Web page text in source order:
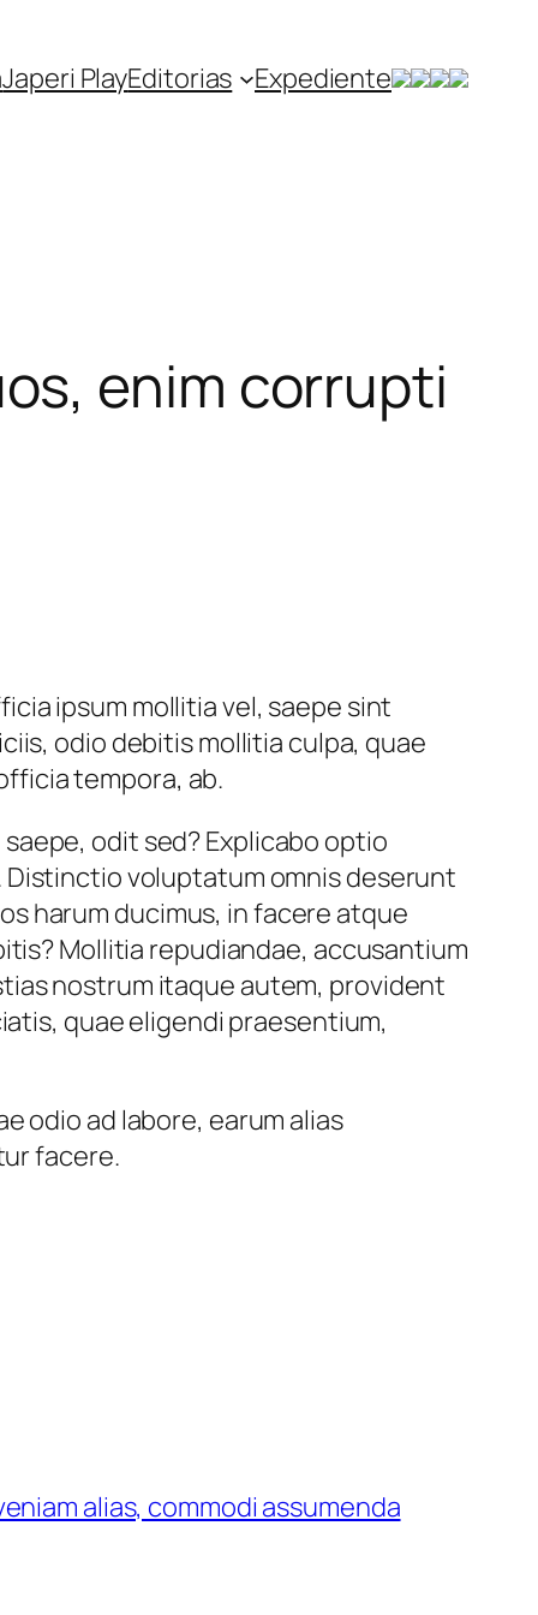
Japeri PlayEditorias Expediente
enim corrupti
ipsum mollitia vel, saepe sint
odio debitis mollitia culpa, quae
tempora, ab.
odit sed? Explicabo optio
Distinctio voluptatum omnis deserunt
harum ducimus, in facere atque
Mollitia repudiandae, accusantium
nostrum itaque autem, provident
quae eligendi praesentium,
odio ad labore, earum alias
facere.
alias, commodi assumenda